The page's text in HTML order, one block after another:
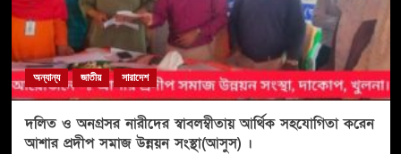
অন্যান্য জাতীয় সারাদেশ
দলিত ও অনগ্রসর নারীদের স্বাবলম্বীতায় আর্থিক সহযোগিতা করেন
আশার প্রদীপ সমাজ উন্নয়ন সংস্থা(আসুস) ।